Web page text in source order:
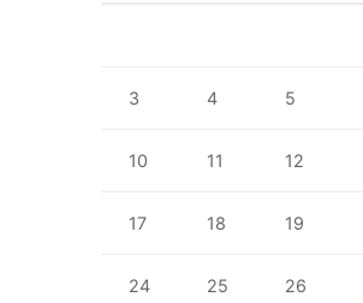
3 4 5
10 11 12
17 18 19
24 25 26